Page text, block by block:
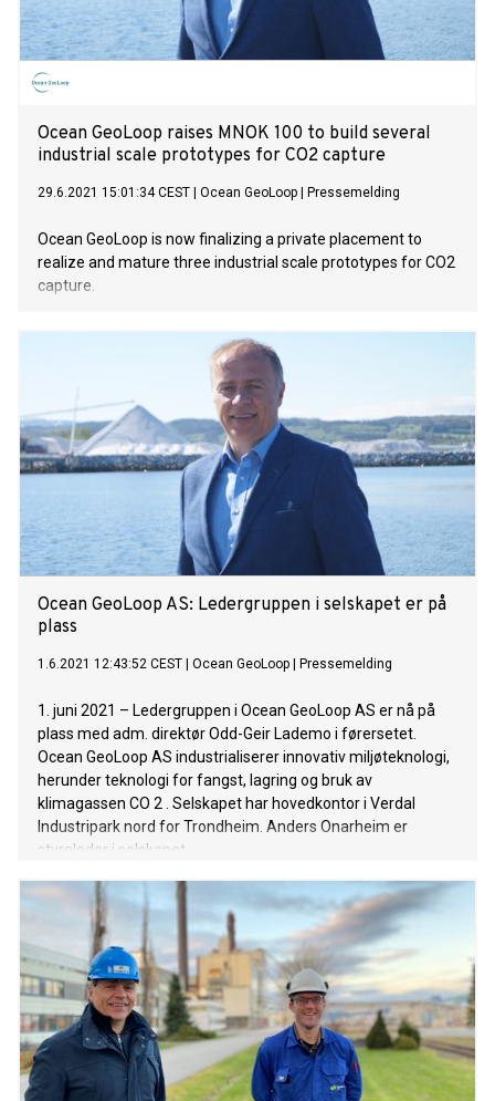
Ocean GeoLoop raises MNOK 100 to build several
industrial scale prototypes for CO2 capture
29.6.2021 15:01:34 CEST Ocean GeoLoop Pressemelding
Ocean GeoLoop is now finalizing a private placement to
realize and mature three industrial scale prototypes for CO2
capture.
Ocean GeoLoop AS: Ledergruppen i selskapet er på
plass
1.6.2021 12:43:52 CEST Ocean GeoLoop Pressemelding
1. juni 2021 – Ledergruppen i Ocean GeoLoop AS er nå på
plass med adm. direktør Odd-Geir Lademo i førersetet.
Ocean GeoLoop AS industrialiserer innovativ miljøteknologi,
herunder teknologi for fangst, lagring og bruk av
klimagassen CO 2 . Selskapet har hovedkontor i Verdal
Industripark nord for Trondheim. Anders Onarheim er
styreleder i selskapet.